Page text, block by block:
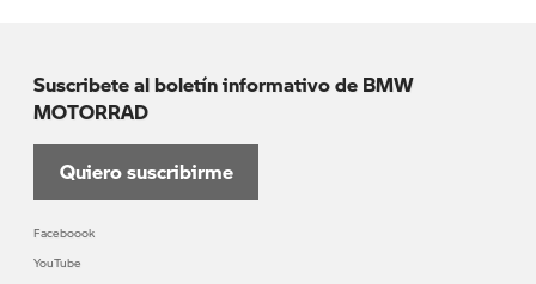
Suscribete al boletín informativo de BMW
MOTORRAD
Quiero suscribirme
Faceboook
YouTube